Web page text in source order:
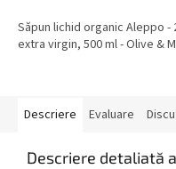
Săpun lichid organic Aleppo
extra virgin, 500 ml - Olive &
Descriere Evaluare
Descriere detaliată